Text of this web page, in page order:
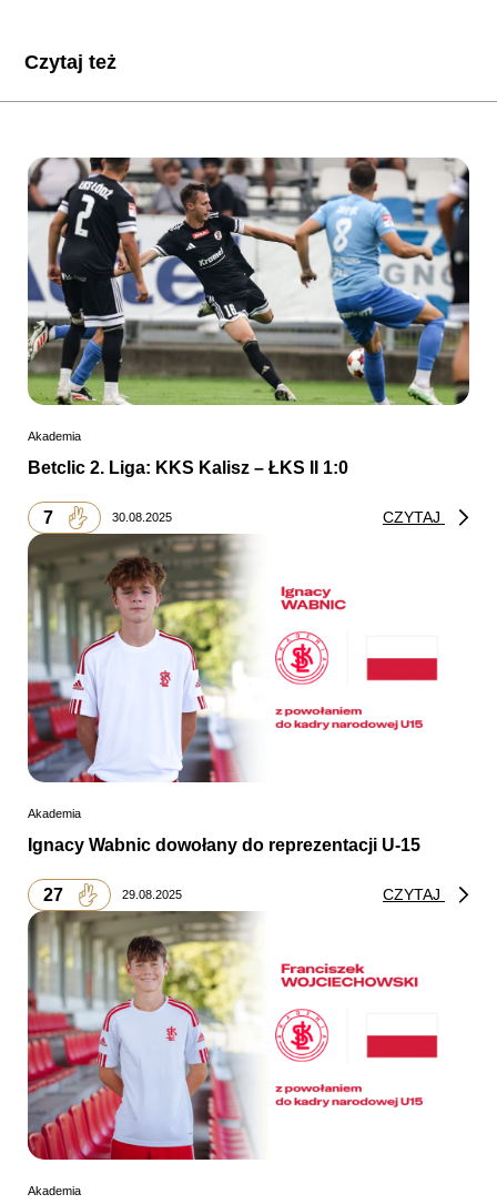
Czytaj też
Akademia
Betclic 2. Liga: KKS Kalisz – ŁKS II 1:0
7 30.08.2025 CZYTAJ
Akademia
Ignacy Wabnic dowołany do reprezentacji U-15
27 29.08.2025 CZYTAJ
Akademia